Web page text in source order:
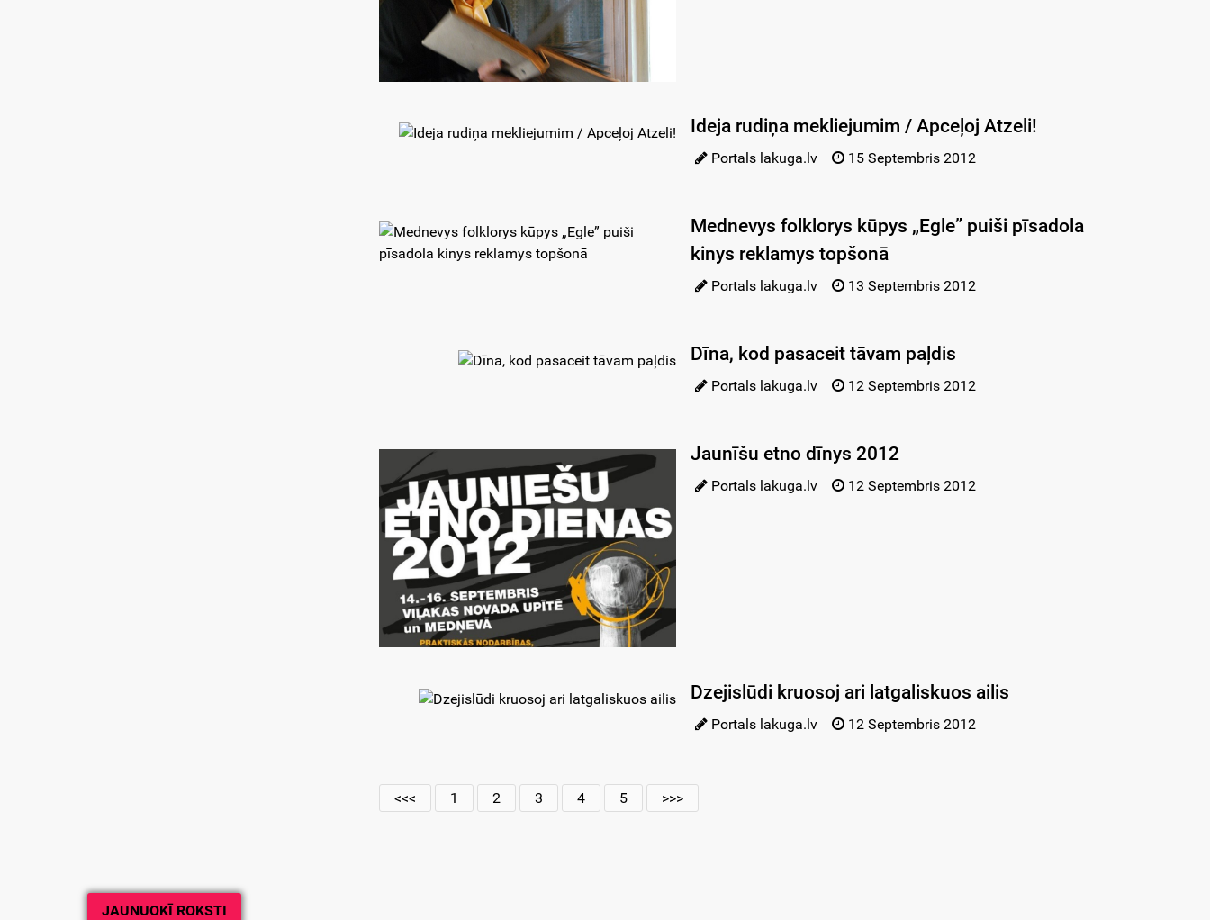
Ideja rudiņa mekliejumim / Apceļoj Atzeli!
Portals lakuga.lv 15 Septembris 2012
Mednevys folklorys kūpys „Egle” puiši pīsadola
kinys reklamys topšonā
Portals lakuga.lv 13 Septembris 2012
Dīna, kod pasaceit tāvam paļdis
Portals lakuga.lv 12 Septembris 2012
Jaunīšu etno dīnys 2012
Portals lakuga.lv 12 Septembris 2012
Dzejislūdi kruosoj ari latgaliskuos ailis
Portals lakuga.lv 12 Septembris 2012
<<< 1 2 3 4 5 >>>
JAUNUOKĪ ROKSTI